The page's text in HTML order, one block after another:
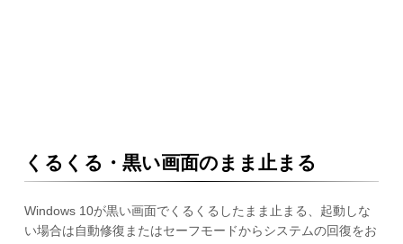
くるくる・黒い画面のまま止まる
Windows 10が黒い画面でくるくるしたまま止まる、起動しな
い場合は自動修復またはセーフモードからシステムの回復をお